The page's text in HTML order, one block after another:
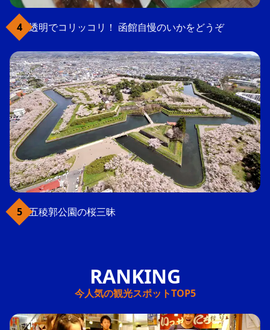
透明でコリッコリ！ 函館自慢のいかをどうぞ
五稜郭公園の桜三昧
今人気の観光スポットTOP5